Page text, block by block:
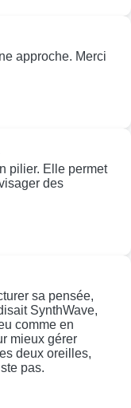
approche. Merci
pilier. Elle permet
des
sa pensée,
SynthWave,
comme en
mieux gérer
deux oreilles,
pas.